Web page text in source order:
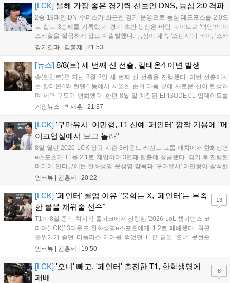
인규 감독 : 모든 경...
[LCK] 올해 가장 좋은 경기력 선보인 DNS, 농심 2:0 격파
2승 19패인 DN 수퍼스가 화끈한 경기 운영으로 농심 레드포스를 2:0으
로 잡고 3승째를 기록했다. 경기 초반 농심은 바텀 다이브로 '덕담'의 이
즈리얼을 깔끔하게 잡으며 출발했다. 농심이 계속 '스펀지'의 바이, '스카
웃'의 신드라가 맹활약하며 초반부터 잡은 주도권을 계속 잘 굴렸다.
었...
경기결과 | 김홍제 21:53
[뉴스] 8/8(토) 세 번째 신 선출, 칼테온4 이변 발생
솔(인챈트)은 지난 8월 8일 세 번째 신 선출을 진행했다. 이번 선출에서
는 칼테온4와 린델4 등에서 치열한 순위 다툼 끝에 새로운 신이 탄생하
며 세력 구도가 변화했다. 한편 8월 말 예정된 EPISODE 01 업데이트를
통해 월드 콘텐츠가 추가될 예정이며, 이를 통해 추후 주신 및 절대신에
더욱 가속화될 전망이다....
게임뉴스 | 박재훈 21:37
[LCK] '구마유시' 이민형, T1 신예 '페인터' 깜짝 기용에 "메
이크업실에서 보고 놀라"
8일 열린 2026 LCK 정규 시즌 3라운드 레전드 그룹 매치에서 한화생명
e스포츠가 T1을 2:1로 제압하며 3연패 탈출에 성공했다. 경기 후 진행된
미디어 인터뷰에는 한화생명 윤성영 감독과 '구마유시' 이민형이 참석했
다. 먼저 승리 소감에 대해 윤성영 감독은 "오랜만에 승리해 기분이 좋고,
인터뷰 | 김홍제 20:22
[LCK] '페인터' 콜업 이유 "불화는 X, '페인터'는 부족
한 콜을 채워줄 선수"
T1이 8일 종각 치지직 롤파크에서 진행된 '2026 LoL 챔피언스 코
리아(LCK)' 3라운드 한화생명e스포츠에게 1:2로 패배했다. 최근
분위기가 좋던 디플러스 기아를 꺾었던 T1은 금일 '오너' 문현준
을 빼고 신예 '페인터' 김은후를 투입시키는 강수를 뒀으나 결국
즈' 김수환의 인터뷰 내...
인터뷰 | 김홍제 19:50
13
[LCK] '오너' 빼고, '페인터' 출전한 T1, 한화생명에
패배
8